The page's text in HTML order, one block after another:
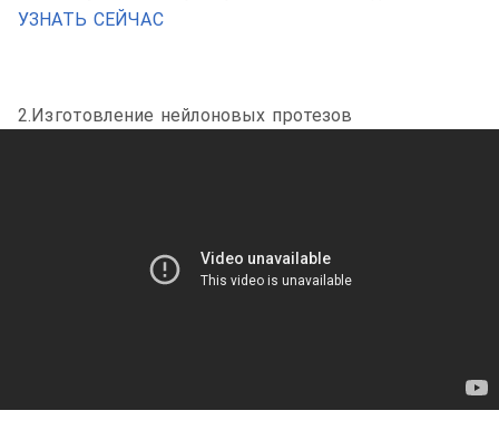
УЗНАТЬ СЕЙЧАС
2.Изготовление нейлоновых протезов